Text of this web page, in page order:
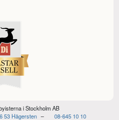
i Stockholm AB
53 Hägersten
08-645 10 10